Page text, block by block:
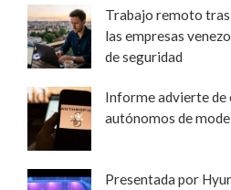
Trabajo remoto tras
las empresas
de seguridad
Informe advierte
autónomos de
Presentada por